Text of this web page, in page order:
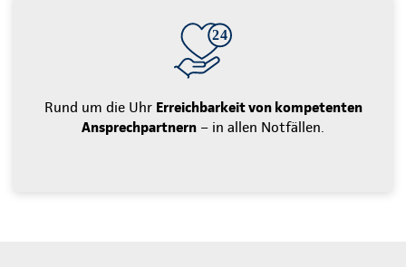
Rund um die Uhr Erreichbarkeit von kompetenten
Ansprechpartnern – in allen Notfällen.